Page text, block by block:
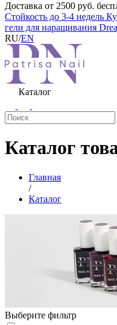
Доставка от 2500 руб.
Стойкость до 3-4 недель
гели для наращивания
RU/EN
Каталог
Каталог
Главная
/
Каталог
Выберите фильтр